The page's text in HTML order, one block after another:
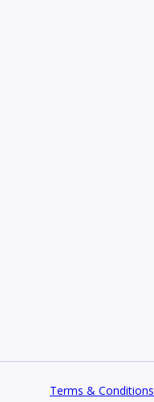
Terms & Conditions